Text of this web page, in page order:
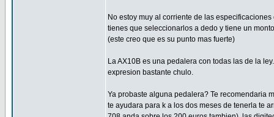
No estoy muy al corriente de las
tienes que seleccionarlos a dedo y tiene un
(este creo que es su punto mas fuerte)
La AX10B es una pedalera con todas las de la
expresion bastante chulo.
Ya probaste alguna pedalera? Te recomendaria
te ayudara para k a los dos meses de tenerla te